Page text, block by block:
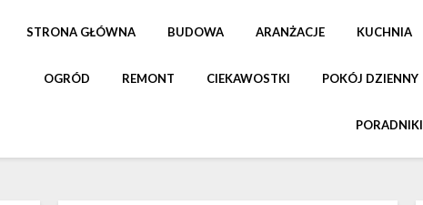
STRONA GŁÓWNA BUDOWA ARANŻACJE KUCHNIA
OGRÓD REMONT CIEKAWOSTKI POKÓJ DZIENNY
PORADNIKI